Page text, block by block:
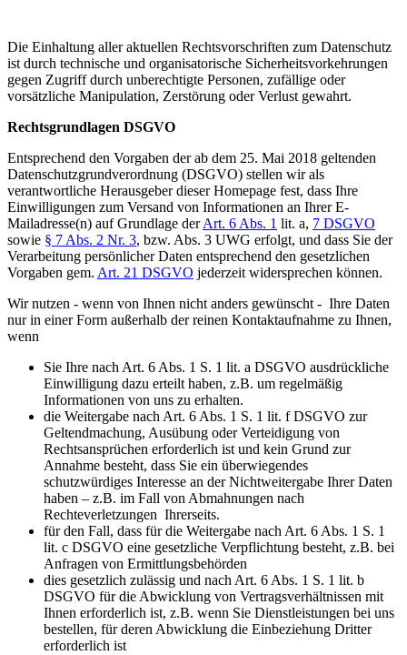
Die Einhaltung aller aktuellen Rechtsvorschriften zum Datenschutz
ist durch technische und organisatorische Sicherheitsvorkehrungen
gegen Zugriff durch unberechtigte Personen, zufällige oder
vorsätzliche Manipulation, Zerstörung oder Verlust gewahrt.
Rechtsgrundlagen DSGVO
Entsprechend den Vorgaben der ab dem 25. Mai 2018 geltenden
Datenschutzgrundverordnung (DSGVO) stellen wir als
verantwortliche Herausgeber dieser Homepage fest, dass Ihre
Einwilligungen zum Versand von Informationen an Ihrer E-
Mailadresse(n) auf Grundlage derArt. 6 Abs. 1 lit. a, 7 DSGVO
sowie § 7 Abs. 2 Nr. 3, bzw. Abs. 3 UWG erfolgt, und dass Sie der
Verarbeitung persönlicher Daten entsprechend den gesetzlichen
Vorgaben gem. Art. 21 DSGVO jederzeit widersprechen können.
Wir nutzen - wenn von Ihnen nicht anders gewünscht - Ihre Daten
nur in einer Form außerhalb der reinen Kontaktaufnahme zu Ihnen,
wenn
Sie Ihre nach Art. 6 Abs. 1 S. 1 lit. a DSGVO ausdrückliche
Einwilligung dazu erteilt haben, z.B. um regelmäßig
Informationen von uns zu erhalten.
die Weitergabe nach Art. 6 Abs. 1 S. 1 lit. f DSGVO zur
Geltendmachung, Ausübung oder Verteidigung von
Rechtsansprüchen erforderlich ist und kein Grund zur
Annahme besteht, dass Sie ein überwiegendes
schutzwürdiges Interesse an der Nichtweitergabe Ihrer Daten
haben – z.B. im Fall von Abmahnungen nach
Rechteverletzungen Ihrerseits.
für den Fall, dass für die Weitergabe nach Art. 6 Abs. 1 S. 1
lit. c DSGVO eine gesetzliche Verpflichtung besteht, z.B. bei
Anfragen von Ermittlungsbehörden
dies gesetzlich zulässig und nach Art. 6 Abs. 1 S. 1 lit. b
DSGVO für die Abwicklung von Vertragsverhältnissen mit
Ihnen erforderlich ist, z.B. wenn Sie Dienstleistungen bei uns
bestellen, für deren Abwicklung die Einbeziehung Dritter
erforderlich ist